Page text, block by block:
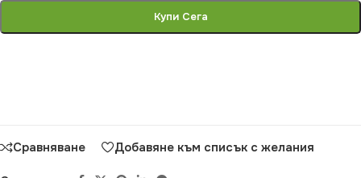
Купи Сега
Сравняване Добавяне към списък с желания